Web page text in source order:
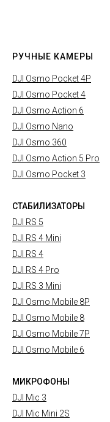
РУЧНЫЕ КАМЕРЫ
DJI Osmo Pocket 4P
DJI Osmo Pocket 4
DJI Osmo Action 6
DJI Osmo Nano
DJI Osmo 360
DJI Osmo Action 5 Pro
DJI Osmo Pocket 3
СТАБИЛИЗАТОРЫ
DJI RS 5
DJI RS 4 Mini
DJI RS 4
DJI RS 4 Pro
DJI RS 3 Mini
DJI Osmo Mobile 8P
DJI Osmo Mobile 8
DJI Osmo Mobile 7P
DJI Osmo Mobile 6
МИКРОФОНЫ
DJI Mic 3
DJI Mic Mini 2S